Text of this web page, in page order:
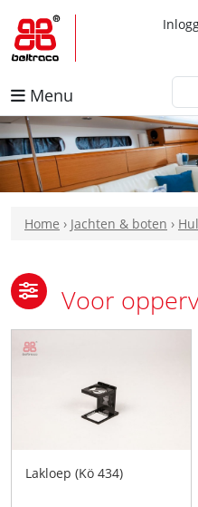
Menu
Home › Jachten & boten ›
Voor
Lakloep (Kö 434)